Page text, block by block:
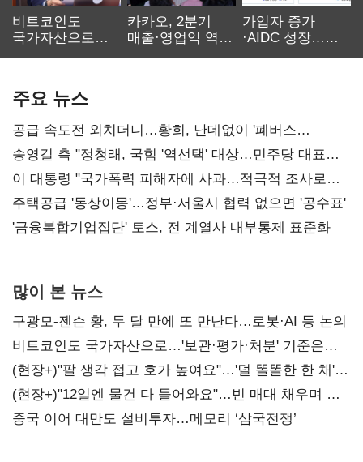
비트코인도
국가자산으로…'
카카오, 2분기
매출·영업익 역대
가입자 증가
·AIDC 성장…
주요 뉴스
공급 속도전 외치더니…황희, 난데없이 '폐버스
리모델링' 제안
송영길 측 "정청래, 국힘 '역선택' 대상…민주당 대표로
총선 지휘 못해"
이 대통령 "국가폭력 피해자에 사과…적극적 조사로
진실 밝혀야"
주택공급 '동상이몽'…정부·서울시 협력 없으면 '공수표'
'금융복합기업집단' 토스, 전 계열사 내부통제 표준화
많이 본 뉴스
구광모-젠슨 황, 두 달 만에 또 만난다…로봇·AI 등 논의
비트코인도 국가자산으로…'보관·평가·처분' 기준은
숙제
(현장+)"팔 생각 접고 호가 높여요"…'덜 똘똘한 한 채'
20억 키맞추기
(현장+)"12일엔 물건 다 들어와요"…빈 매대 채우며 문
연 홈플러스
중국 이어 대만도 설비투자…메모리 ‘삼국전쟁’